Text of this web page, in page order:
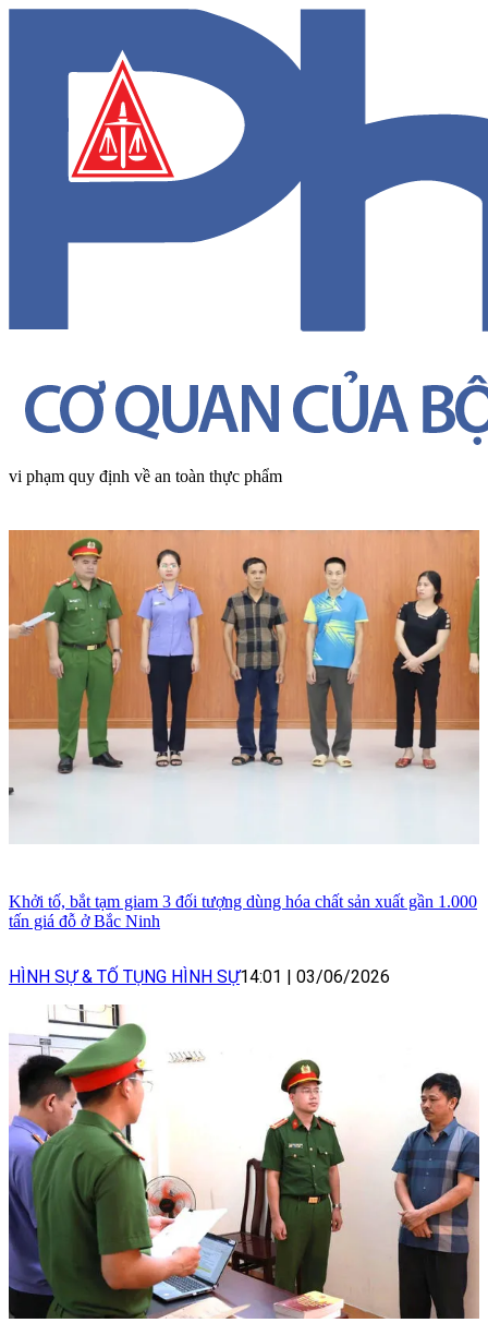
vi phạm quy định về an toàn thực phẩm
Khởi tố, bắt tạm giam 3 đối tượng dùng hóa chất sản xuất gần 1.000
tấn giá đỗ ở Bắc Ninh
HÌNH SỰ & TỐ TỤNG HÌNH SỰ14:01 | 03/06/2026